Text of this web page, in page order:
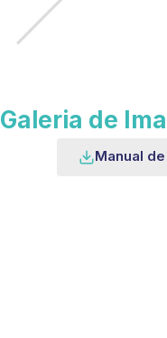
Galeria de
Manual